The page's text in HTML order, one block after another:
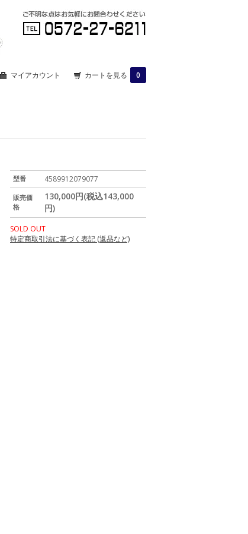
カートを見る 0
マイアカウント
型番 4589912079077
販売価
格
130,000円(税込143,000
円)
SOLD OUT
特定商取引法に基づく表記 (返品など)